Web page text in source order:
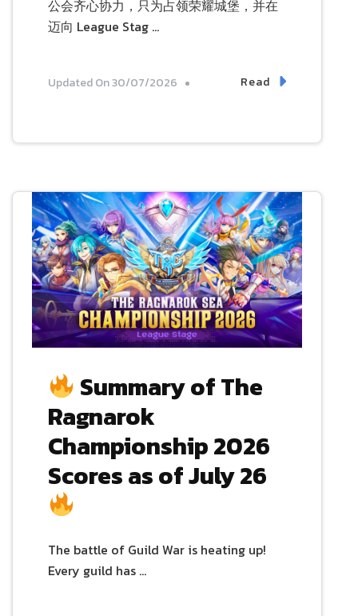
公会齐心协力，只为占领荣耀城堡，并在
迈向 League Stag …
Updated On30/07/2026 Read
Summary of The
Ragnarok
Championship 2026
Scores as of July 26
The battle of Guild War is heating up!
Every guild has …